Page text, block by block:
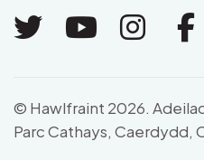
Link toLink to
© Hawlfraint 2026.
Parc Cathays, Caerdydd,